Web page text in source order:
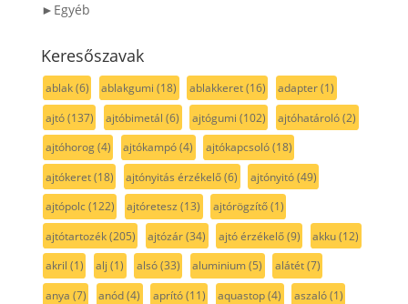
►Egyéb
Keresőszavak
ablak(6) ablakgumi (18) ablakkeret(16) adapter(1)
ajtó(137) ajtóbimetál (6) ajtógumi (102) ajtóhatároló(2)
ajtóhorog(4) ajtókampó(4) ajtókapcsoló(18)
ajtókeret(18) ajtónyitás érzékelő(6) ajtónyitó(49)
ajtópolc(122) ajtóretesz (13) ajtórögzítő(1)
ajtótartozék(205) ajtózár(34) ajtó érzékelő(9) akku(12)
akril (1) alj (1) alsó(33) aluminium(5) alátét(7)
anya (7) anód(4) aprító(11) aquastop(4) aszaló(1)